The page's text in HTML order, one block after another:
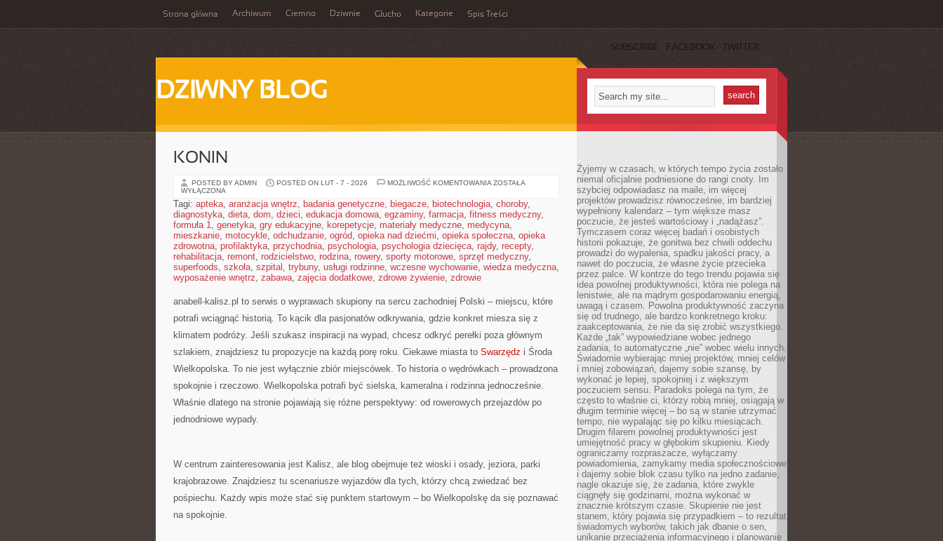
Strona główna Archiwum Ciemno Dziwnie Głucho Kategorie Spis Treści
SUBSCRIBE FACEBOOK TWITTER
DZIWNY BLOG
KONIN
POSTED BY ADMIN POSTED ON LUT - 7 - 2026 MOŻLIWOŚĆ KOMENTOWANIA KONIN
ZOSTAŁA
WYŁĄCZONA
Tagi: apteka, aranżacja wnętrz, badania genetyczne, biegacze, biotechnologia, choroby,
diagnostyka, dieta, dom, dzieci, edukacja domowa, egzaminy, farmacja, fitness medyczny,
formuła 1, genetyka, gry edukacyjne, korepetycje, materiały medyczne, medycyna,
mieszkanie, motocykle, odchudzanie, ogród, opieka nad dziećmi, opieka społeczna, opieka
zdrowotna, profilaktyka, przychodnia, psychologia, psychologia dziecięca, rajdy, recepty,
rehabilitacja, remont, rodzicielstwo, rodzina, rowery, sporty motorowe, sprzęt medyczny,
superfoods, szkoła, szpital , trybuny, usługi rodzinne, wczesne wychowanie, wiedza medyczna,
wyposażenie wnętrz, zabawa, zajęcia dodatkowe, zdrowe żywienie, zdrowie
anabell-kalisz.pl to serwis o wyprawach skupiony na sercu zachodniej Polski – miejscu, które
potrafi wciągnąć historią. To kącik dla pasjonatów odkrywania, gdzie konkret miesza się z
klimatem podróży. Jeśli szukasz inspiracji na wypad, chcesz odkryć perełki poza głównym
szlakiem, znajdziesz tu propozycje na każdą porę roku. Ciekawe miasta to Swarzędz i Środa
Wielkopolska. To nie jest wyłącznie zbiór miejscówek. To historia o wędrówkach – prowadzona
spokojnie i rzeczowo. Wielkopolska potrafi być sielska, kameralna i rodzinna jednocześnie.
Właśnie dlatego na stronie pojawiają się różne perspektywy: od rowerowych przejazdów po
jednodniowe wypady.
W centrum zainteresowania jest Kalisz, ale blog obejmuje też wioski i osady, jeziora, parki
krajobrazowe. Znajdziesz tu scenariusze wyjazdów dla tych, którzy chcą zwiedzać bez
pośpiechu. Każdy wpis może stać się punktem startowym – bo Wielkopolskę da się poznawać
na spokojnie.
Żyjemy w czasach, w których tempo życia zostało
niemal oficjalnie podniesione do rangi cnoty. Im
szybciej odpowiadasz na maile, im więcej
projektów prowadzisz równocześnie, im bardziej
wypełniony kalendarz – tym większe masz
poczucie, że jesteś wartościowy i „nadążasz”.
Tymczasem coraz więcej badań i osobistych
historii pokazuje, że gonitwa bez chwili oddechu
prowadzi do wypalenia, spadku jakości pracy, a
nawet do poczucia, że własne życie przecieka
przez palce. W kontrze do tego trendu pojawia się
idea powolnej produktywności, która nie polega na
lenistwie, ale na mądrym gospodarowaniu energią,
uwagą i czasem. Powolna produktywność zaczyna
się od trudnego, ale bardzo konkretnego kroku:
zaakceptowania, że nie da się zrobić wszystkiego.
Każde „tak” wypowiedziane wobec jednego
zadania, to automatyczne „nie” wobec wielu innych.
Świadomie wybierając mniej projektów, mniej celów
i mniej zobowiązań, dajemy sobie szansę, by
wykonać je lepiej, spokojniej i z większym
poczuciem sensu. Paradoks polega na tym, że
często to właśnie ci, którzy robią mniej, osiągają w
długim terminie więcej – bo są w stanie utrzymać
tempo, nie wypalając się po kilku miesiącach.
Drugim filarem powolnej produktywności jest
umiejętność pracy w głębokim skupieniu. Kiedy
ograniczamy rozpraszacze, wyłączamy
powiadomienia, zamykamy media społecznościowe
i dajemy sobie blok czasu tylko na jedno zadanie,
nagle okazuje się, że zadania, które zwykle
ciągnęły się godzinami, można wykonać w
znacznie krótszym czasie. Skupienie nie jest
stanem, który pojawia się przypadkiem – to rezultat
świadomych wyborów, takich jak dbanie o sen,
unikanie przeciążenia informacyjnego i planowanie